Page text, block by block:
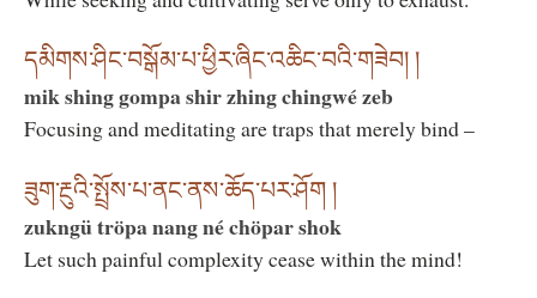
དམིགས་ཤིང་བསྒོམ་པ་ཕྱིར་ཞིང་འཆིང་བའི་གཟེབ། །
mik shing gompa shir zhing chingwé zeb
Focusing and meditating are traps that merely bind –
ཟུག་རྔུའི་སྤྲོས་པ་ནང་ནས་ཆོད་པར་ཤོག །
zukngü tröpa nang né chöpar shok
Let such painful complexity cease within the mind!